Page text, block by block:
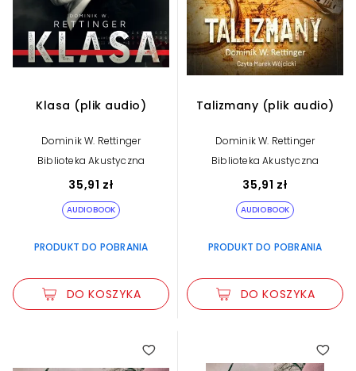
Klasa (plik audio)
Dominik W. Rettinger
Biblioteka Akustyczna
35,91 zł
AUDIOBOOK
PRODUKT DO POBRANIA
DO KOSZYKA
Talizmany (plik audio)
Dominik W. Rettinger
Biblioteka Akustyczna
35,91 zł
AUDIOBOOK
PRODUKT DO POBRANIA
DO KOSZYKA